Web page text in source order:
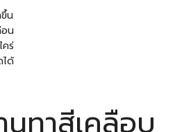
น
น
ร่
ด้
นทาสีเคลือบ